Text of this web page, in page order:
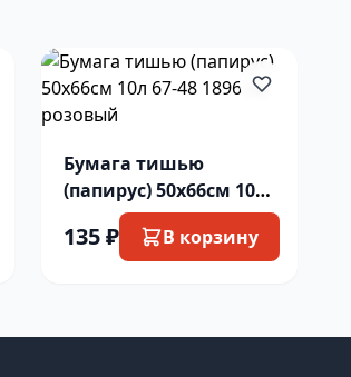
Бумага тишью
(папирус) 50х66см 10л
67-48 1896 св розовый
135 ₽ В корзину